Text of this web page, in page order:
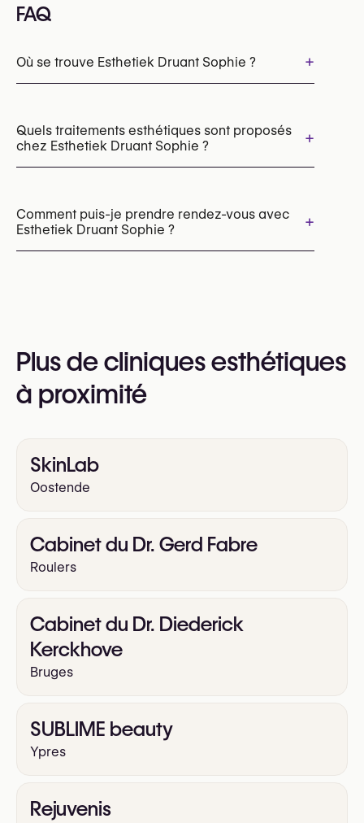
FAQ
Où se trouve Esthetiek Druant Sophie ? +
Quels traitements esthétiques sont proposés
chez Esthetiek Druant Sophie ?
+
Resurfaçage cutané au laser
Comment puis-je prendre rendez-vous avec
Esthetiek Druant Sophie ?
+
pour plus d’informations
https://sophiedruant.be/
Plus de cliniques esthétiques
à proximité
SkinLab
Oostende
Cabinet du Dr. Gerd Fabre
Roulers
Cabinet du Dr. Diederick
Kerckhove
Bruges
SUBLIME beauty
Ypres
Rejuvenis